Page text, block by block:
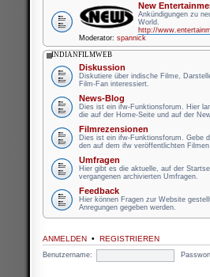
New
Ankündigungen zu
World.
http://
Moderator: spannick
INDIANFILMWEB
Diskussion
Diskutiere über indische Filme,
Film-Fan interessiert.
News-Blog
Dies ist ein ifw-Funktionsforum. Hier
die auf der Home-Seite und auf der
Filmrezensionen
Dies ist ein ifw-Funktionsforum. Gebe
den auf dem ifw veröffentlichten Filmen
Umfragen
Hier gibt es die aktuelle, auf der
vergangenen archivierten Umfragen.
Feedback
Hier können Fragen zur Website
Anregungen gegeben werden.
ANMELDEN • REGISTRIEREN
Benutzername: